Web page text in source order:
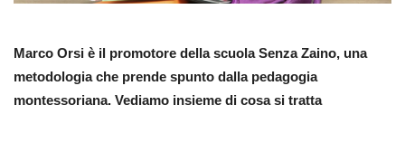
Marco Orsi è il promotore della scuola Senza Zaino, una
metodologia che prende spunto dalla pedagogia
montessoriana. Vediamo insieme di cosa si tratta